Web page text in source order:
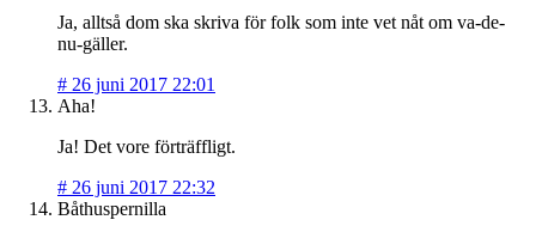
Ja, alltså dom ska skriva för folk som inte vet nåt om va-de-
nu-gäller.
# 26 juni 2017 22:01
Aha!
Ja! Det vore förträffligt.
# 26 juni 2017 22:32
Båthuspernilla